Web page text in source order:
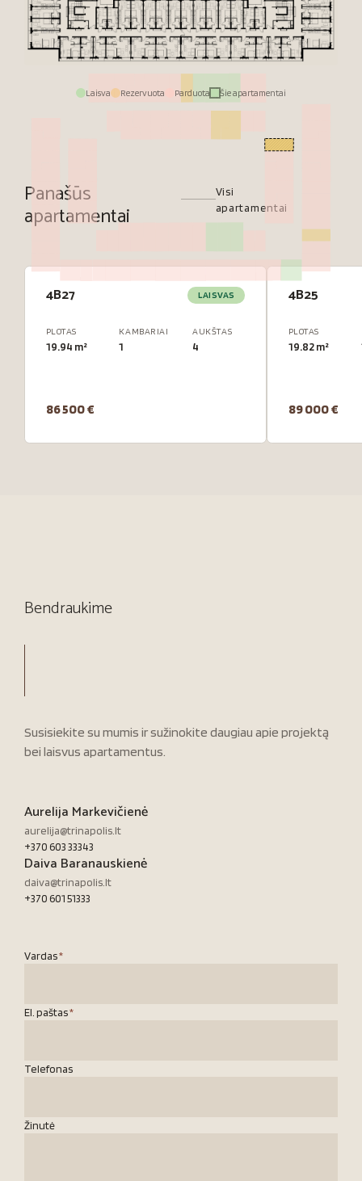
Laisva Rezervuota Parduota Šie apartamentai
Panašūs
apartamentai
Visi
apartamentai
4B27 LAISVAS
PLOTAS
19.94 m²
KAMBARIAI
1
AUKŠTAS
4
86 500 €
4B25
PLOTAS
19.82 m²
89 000 €
Bendraukime
Susisiekite su mumis ir sužinokite daugiau apie projektą
bei laisvus apartamentus.
Aurelija Markevičienė
aurelija@trinapolis.lt
+370 603 33343
Daiva Baranauskienė
daiva@trinapolis.lt
+370 601 51333
Vardas*
El. paštas*
Telefonas
Žinutė